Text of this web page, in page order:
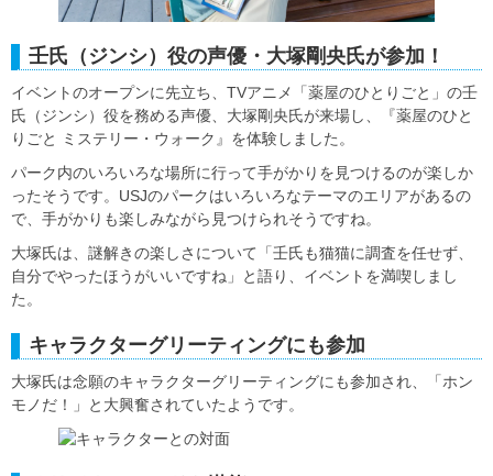
壬氏（ジンシ）役の声優・大塚剛央氏が参加！
イベントのオープンに先立ち、TVアニメ「薬屋のひとりごと」の壬
氏（ジンシ）役を務める声優、大塚剛央氏が来場し、『薬屋のひと
りごと ミステリー・ウォーク』を体験しました。
パーク内のいろいろな場所に行って手がかりを見つけるのが楽しか
ったそうです。USJのパークはいろいろなテーマのエリアがあるの
で、手がかりも楽しみながら見つけられそうですね。
大塚氏は、謎解きの楽しさについて「壬氏も猫猫に調査を任せず、
自分でやったほうがいいですね」と語り、イベントを満喫しまし
た。
キャラクターグリーティングにも参加
大塚氏は念願のキャラクターグリーティングにも参加され、「ホン
モノだ！」と大興奮されていたようです。